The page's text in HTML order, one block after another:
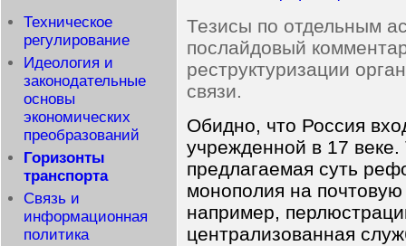
Техническое
регулирование
Идеология и
законодательные
основы
экономических
преобразований
Горизонты
транспорта
Связь и
информационная
политика
Тезисы по отдельным
послайдовый
реструктуризации
связи.
Обидно, что Россия
учрежденной в 17
предлагаемая суть
монополия на
например,
централизованная